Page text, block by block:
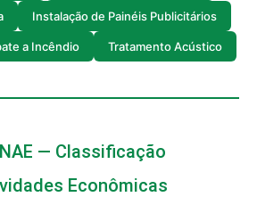
Instalação de Painéis Publicitários
a Incêndio Tratamento Acústico
— Classificação
Econômicas